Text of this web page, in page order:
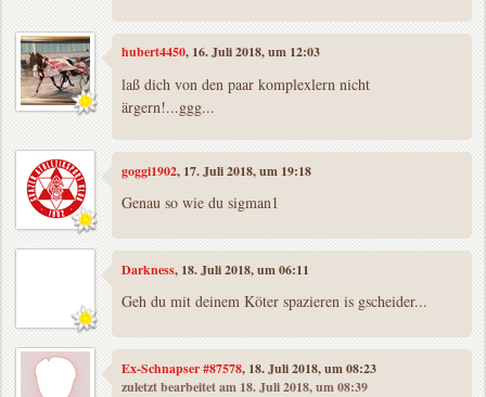
hubert4450, 16. Juli 2018, um 12:03
laß dich von den paar komplexlern nicht
ärgern!...ggg...
goggi1902, 17. Juli 2018, um 19:18
Genau so wie du sigman1
Darkness, 18. Juli 2018, um 06:11
Geh du mit deinem Köter spazieren is gscheider...
Ex-Schnapser #87578, 18. Juli 2018, um 08:23
zuletzt bearbeitet am 18. Juli 2018, um 08:39